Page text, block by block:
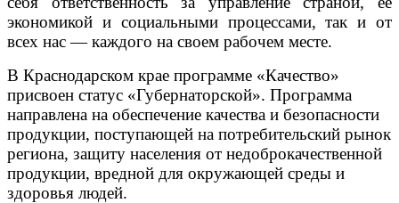
экономикой и социальными процессами, так и от
всех нас — каждого на своем рабочем месте.
В Краснодарском крае программе «Качество»
присвоен статус «Губернаторской». Программа
направлена на обеспечение качества и безопасности
продукции, поступающей на потребительский рынок
региона, защиту населения от недоброкачественной
продукции, вредной для окружающей среды и
здоровья людей.